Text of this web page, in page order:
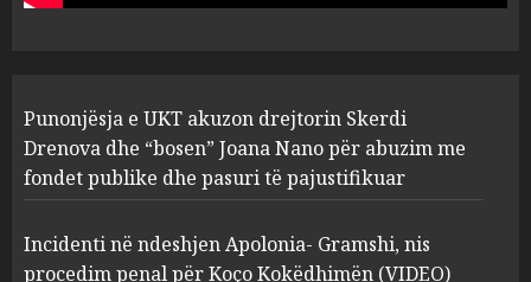
2 MARCH 27, 2025
3
sulmuan “One Albania”,
ngjarja u fsheh. A u vodhën
serverat?
MARCH 25, 2025
Punonjësja e UKT akuzon drejtorin Skerdi
Drenova dhe “bosen” Joana Nano për abuzim me
fondet publike dhe pasuri të pajustifikuar
Incidenti në ndeshjen Apolonia- Gramshi, nis
procedim penal për Koço Kokëdhimën (VIDEO)